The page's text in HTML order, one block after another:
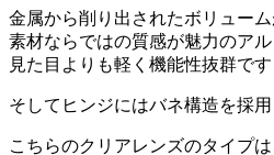
金属から削り出されたボリュー
素材ならではの質感が魅力のア
見た目よりも軽く機能性抜群です
そしてヒンジにはバネ構造を採
こちらのクリアレンズのタイプ